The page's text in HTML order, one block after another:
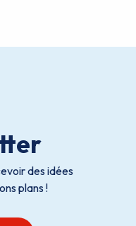
des idées
plans !